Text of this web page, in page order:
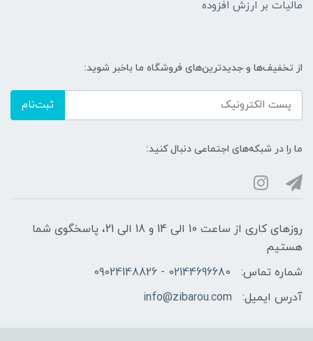
مالیات بر ارزش افزوده
از تخفیف‌ها و جدیدترین‌های فروشگاه ما باخبر شوید:
ثبت‌نام
ما را در شبکه‌های اجتماعی دنبال کنید:
روزهای کاری از ساعت 10 الی 14 و 18 الی 21، پاسخگوی شما
هستیم
شماره تماس:
02144696680 - 09024148826
آدرس ایمیل:
info@zibarou.com